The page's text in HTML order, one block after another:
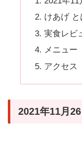
けあげ と
実食レビ
メニュー
アクセス
2021年11月